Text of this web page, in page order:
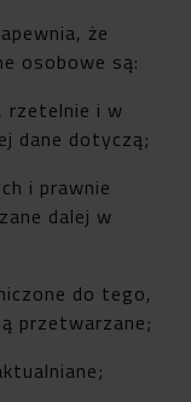
że
osobowe są:
rzetelnie i w
dane dotyczą;
i prawnie
dalej w
do tego,
przetwarzane;